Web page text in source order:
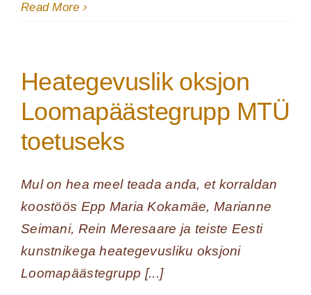
Read More
Heategevuslik oksjon
Loomapäästegrupp MTÜ
toetuseks
Mul on hea meel teada anda, et korraldan
koostöös Epp Maria Kokamäe, Marianne
Seimani, Rein Meresaare ja teiste Eesti
kunstnikega heategevusliku oksjoni
Loomapäästegrupp [...]